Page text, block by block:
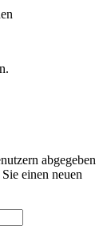
abgegeben
einen neuen